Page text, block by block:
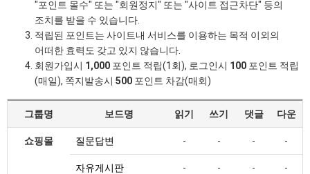
"포인트 몰수" 또는 "회원정지" 또는 "사이트 접근차단" 등의
조치를 받을 수 있습니다.
적립된 포인트는 사이트내 서비스를 이용하는 목적 이외의
어떠한 효력도 갖고 있지 않습니다.
회원가입시 1,000 포인트 적립(1회), 로그인시 100 포인트 적립
(매일), 쪽지발송시 500 포인트 차감(매회)
그룹명 보드명 읽기 쓰기 댓글 다운
쇼핑몰 질문답변 - - - -
자유게시판 - - - -